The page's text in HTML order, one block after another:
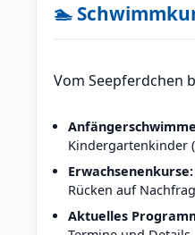
🏊
Vom Seepferdchen
Kindergartenkinder
Erwachsenenkurse:
Rücken auf
Aktuelles